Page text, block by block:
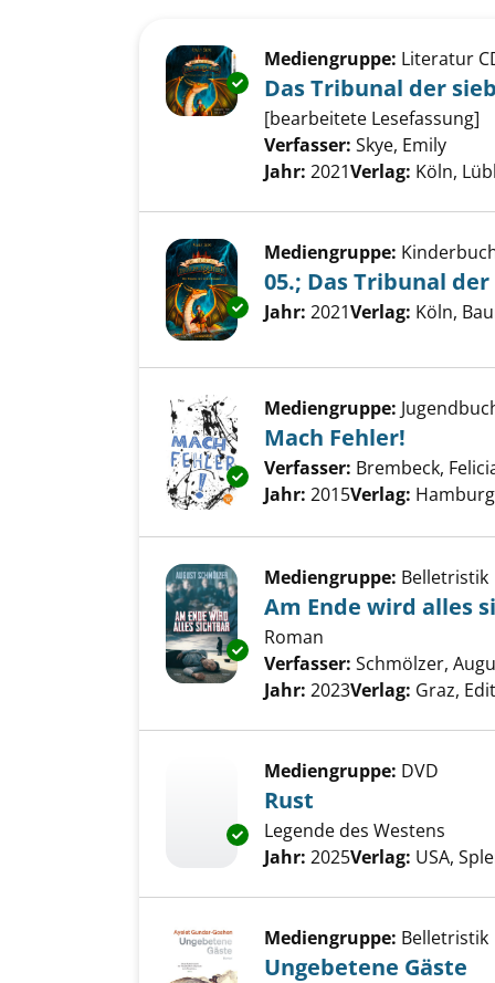
Exemplar-Details von Das
Mediengruppe: Literatur
Das Tribunal der
[bearbeitete Lesefassung]
Verfasser: Skye, Emily
Jahr: 2021Verlag: Köln,
Exemplar-Details von 05.;
Mediengruppe:
05.; Das Tribunal
Suche nach diesem
Jahr: 2021Verlag: Köln,
Exemplar-Details von Mach
Mediengruppe:
Mach Fehler!
Verfasser: Brembeck,
Jahr: 2015Verlag:
Exemplar-Details von Am
Mediengruppe: Belletristik
Am Ende wird alles
Roman
Verfasser: Schmölzer,
Jahr: 2023Verlag: Graz,
Exemplar-Details von Rust
Mediengruppe: DVD
Rust
Legende des Westens
Suche nach diesem
Jahr: 2025Verlag: USA,
Mediengruppe: Belletristik
Ungebetene Gäste